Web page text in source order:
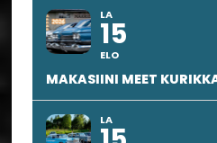
LA
15
ELO
MAKASIINI MEET
LA